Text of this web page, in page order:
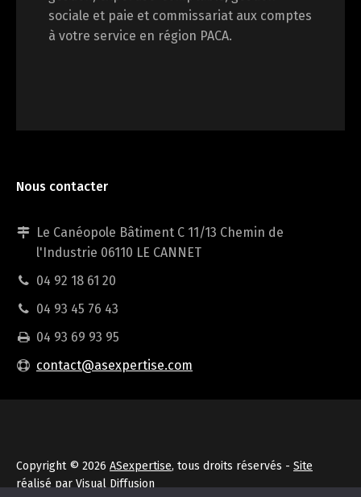
sociale et paie et commissariat aux comptes
à votre service en région PACA.
Nous contacter
Le Canéopole Bâtiment C 11/13 Chemin de
l'Industrie 06110 LE CANNET
04 92 18 61 20
04 93 45 76 43
04 93 69 93 95
contact@asexpertise.com
Copyright © 2026 ASexpertise, tous droits réservés - Site
réalisé par Visual Diffusion